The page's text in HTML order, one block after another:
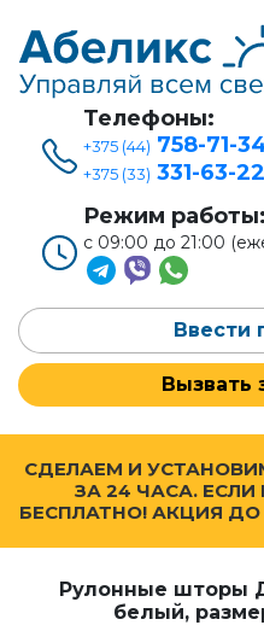
Телефоны:
+375 (44) 758-71-
+375 (33) 331-63-22
Режим работы:
с 09:00 до 21:00
Ввести
Вызвать
СДЕЛАЕМ И
ЗА 24 ЧАСА.
БЕСПЛАТНО! АКЦИЯ ДО
Рулонные шторы
белый,